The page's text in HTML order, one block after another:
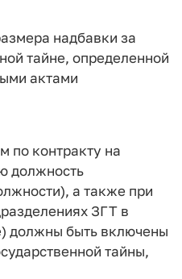
надбавки за
тайне, определенной
актами
по контракту на
должность
а также при
ЗГТ в
должны быть включены
тайны,